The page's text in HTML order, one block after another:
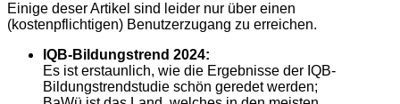
Einige deser Artikel sind leider nur über einen
(kostenpflichtigen) Benutzerzugang zu erreichen.
IQB-Bildungstrend 2024:
Es ist erstaunlich, wie die Ergebnisse der IQB-
Bildungstrendstudie schön geredet werden;